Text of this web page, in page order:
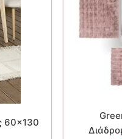
60×130